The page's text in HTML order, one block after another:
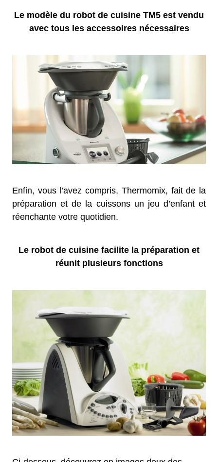
Le modèle du robot de cuisine TM5 est vendu
avec tous les accessoires nécessaires
Enfin, vous l’avez compris, Thermomix, fait de la
préparation et de la cuissons un jeu d’enfant et
réenchante votre quotidien.
Le robot de cuisine facilite la préparation et
réunit plusieurs fonctions